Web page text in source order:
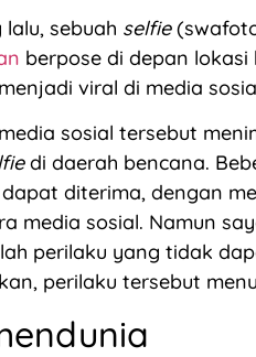
sebuah selfie
berpose di depan
viral di media
sosial tersebut
di daerah bencana.
diterima, dengan
media sosial. Namun
perilaku yang tidak
perilaku tersebut